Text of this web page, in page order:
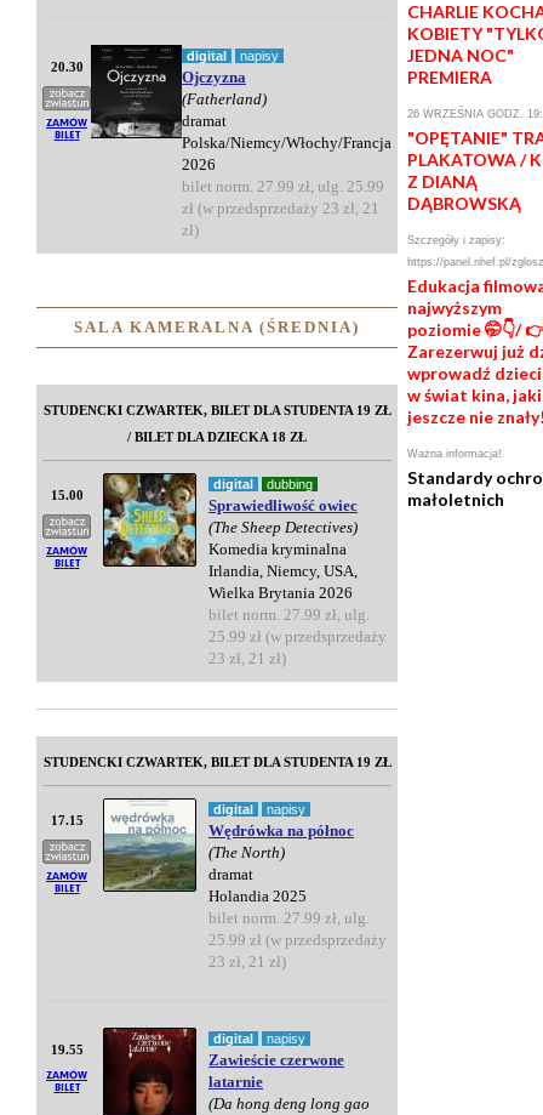
20.30
digital napisy
Ojczyzna
(Fatherland)
dramat
Polska/Niemcy/Włochy/Francja
2026
bilet norm. 27.99 zł, ulg. 25.99
zł (w przedsprzedaży 23 zł, 21
zł)
SALA KAMERALNA (ŚREDNIA)
STUDENCKI CZWARTEK, BILET DLA STUDENTA 19 ZŁ
/ BILET DLA DZIECKA 18 ZŁ
15.00
digital dubbing
Sprawiedliwość owiec
(The Sheep Detectives)
Komedia kryminalna
Irlandia, Niemcy, USA,
Wielka Brytania 2026
bilet norm. 27.99 zł, ulg.
25.99 zł (w przedsprzedaży
23 zł, 21 zł)
STUDENCKI CZWARTEK, BILET DLA STUDENTA 19 ZŁ
17.15
digital napisy
Wędrówka na północ
(The North)
dramat
Holandia 2025
bilet norm. 27.99 zł, ulg.
25.99 zł (w przedsprzedaży
23 zł, 21 zł)
19.55
digital napisy
Zawieście czerwone
latarnie
(Da hong deng long gao
CHARLIE
KOBIETY
JEDNA NOC"
PREMIERA
26 WRZEŚNIA GODZ.
"OPĘTANIE"
PLAKATOWA /
Z DIANĄ
DĄBROWSKĄ
Szczegóły i zapisy:
https://panel.nhef.pl/
Edukacja
najwyższym
poziomie 🤭👇/
Zarezerwuj już
wprowadź dzieci
w świat kina,
jeszcze nie
Ważna informacja!
Standardy
małoletnich